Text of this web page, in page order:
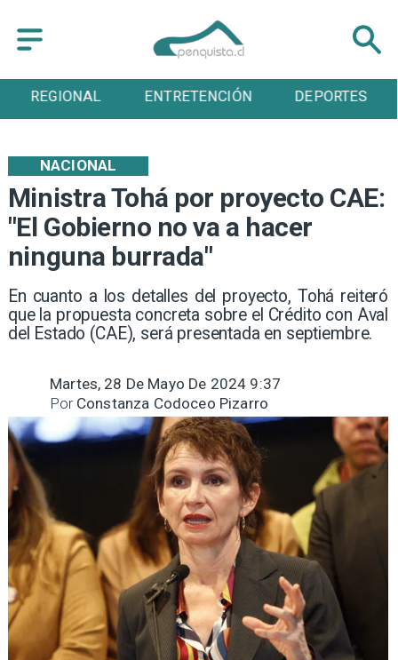
REGIONAL ENTRETENCIÓN DEPORTES
Ministra Tohá por proyecto CAE:
"El Gobierno no va a hacer
ninguna burrada"
En cuanto a los detalles del proyecto, Tohá reiteró
que la propuesta concreta sobre el Crédito con Aval
del Estado (CAE), será presentada en septiembre.
NACIONAL
Martes, 28 De Mayo De 2024 9:37
Constanza Codoceo Pizarro
Por